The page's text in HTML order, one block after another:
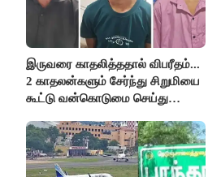
இருவரை காதலித்ததால் விபரீதம்...
2 காதலன்களும் சேர்ந்து சிறுமியை
கூட்டு வன்கொடுமை செய்து